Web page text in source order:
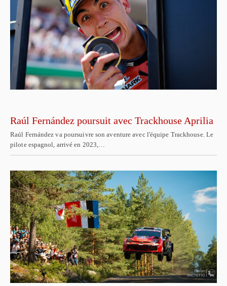
Raúl Fernández poursuit avec Trackhouse Aprilia
Raúl Fernández va poursuivre son aventure avec l'équipe Trackhouse. Le
pilote espagnol, arrivé en 2023,…